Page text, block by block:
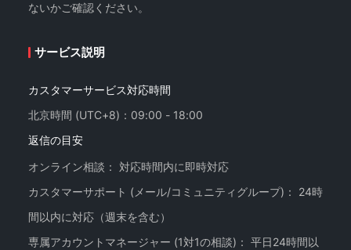
ないかご確認ください。
サービス説明
カスタマーサービス対応時間
北京時間 (UTC+8)：09:00 - 18:00
返信の目安
オンライン相談： 対応時間内に即時対応
カスタマーサポート (メール/コミュニティグループ)： 24時
間以内に対応（週末を含む）
専属アカウントマネージャー (1対1の相談)： 平日24時間以